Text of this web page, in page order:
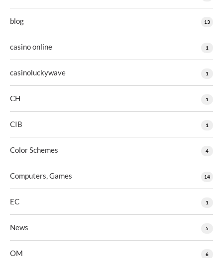
blog 13
casino online 1
casinoluckywave 1
CH 1
CIB 1
Color Schemes 4
Computers, Games 14
EC 1
News 5
OM 6